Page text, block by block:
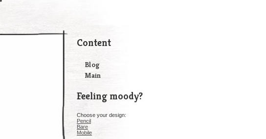
Content
Blog
Main
Feeling moody?
Choose your design:
Pencil
Bare
Mobile